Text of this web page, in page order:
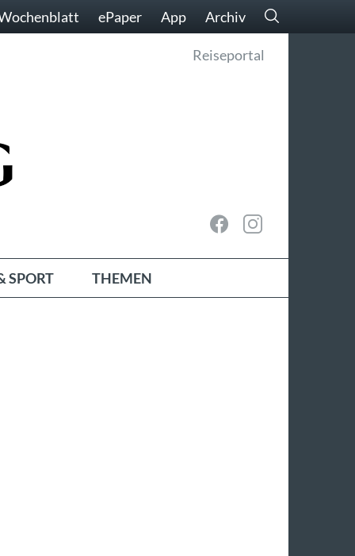
ePaper App Archiv
Reiseportal
SPORT THEMEN